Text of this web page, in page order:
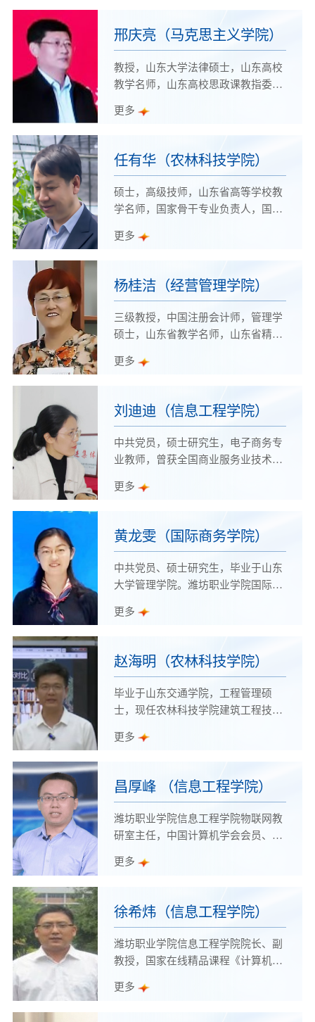
会委员。
邢庆亮（马克思主义学院）
教授，山东大学法律硕士，山东高校
教学名师，山东高校思政课教指委高
课优秀教师，山东高校思想政治教育
主义学院院长。
更多
任有华（农林科技学院）
硕士，高级技师，山东省高等学校教
学名师，国家骨干专业负责人，国家
员，国家“双高计划”重点建设专业群
秀工作者。
更多
杨桂洁（经营管理学院）
三级教授，中国注册会计师，管理学
硕士，山东省教学名师，山东省精品
线精品课程《财务管理》主持人
更多
刘迪迪（信息工程学院）
中共党员，硕士研究生，电子商务专
业教师，曾获全国商业服务业技术能
学院优秀教师、潍坊职业学院优秀共
更多
黄龙雯（国际商务学院）
中共党员、硕士研究生，毕业于山东
大学管理学院。潍坊职业学院国际商
师、一级建造师、中级经济师、企业
教学能力大赛二等奖、山东省创新创
业类精品微课比赛一等奖、第46届世
界技能大赛优秀指导教师、潍坊市涉
案企业合规第三方监督评估机制第一
新讲师团成员、潍坊职业学院高水平
更多
赵海明（农林科技学院）
毕业于山东交通学院，工程管理硕
士，现任农林科技学院建筑工程技术
能鉴定考评员，山东省技术能手、齐
更多
昌厚峰 （信息工程学院）
潍坊职业学院信息工程学院物联网教
研室主任，中国计算机学会会员、山
市智慧园区窄带物联网技术与应用重
业技能等级二级技师、传感网应用开
发职业技能等级认证“金牌培训专
家”、IT运维高级工程师。先后获评
山东省技术能手、山东省首批人工智
特派员、全国职业院校技能大赛优秀
更多
徐希炜（信息工程学院）
潍坊职业学院信息工程学院院长、副
教授，国家在线精品课程《计算机网
技术高水平专业群主持人，山东省农
更多